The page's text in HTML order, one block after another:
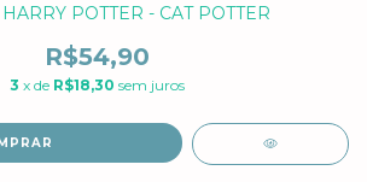
POTTER - CAT POTTER
R$54,90
3 x de R$18,30 sem juros